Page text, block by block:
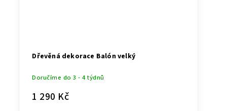
Dřevěná dekorace Balón velký
Doručíme do 3 - 4 týdnů
1 290 Kč